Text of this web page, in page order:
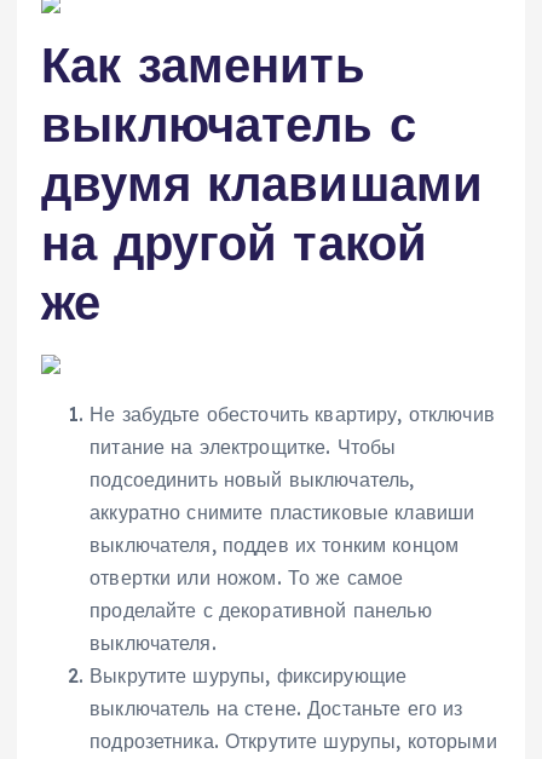
Как заменить
выключатель с
двумя клавишами
на другой такой
же
Не забудьте обесточить квартиру, отключив
питание на электрощитке. Чтобы
подсоединить новый выключатель,
аккуратно снимите пластиковые клавиши
выключателя, поддев их тонким концом
отвертки или ножом. То же самое
проделайте с декоративной панелью
выключателя.
Выкрутите шурупы, фиксирующие
выключатель на стене. Достаньте его из
подрозетника. Открутите шурупы, которыми